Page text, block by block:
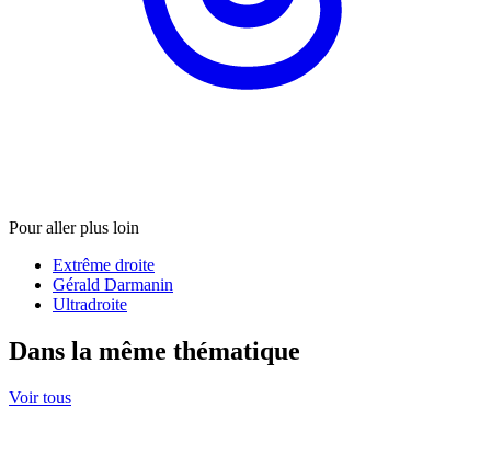
Pour aller plus loin
Extrême droite
Gérald Darmanin
Ultradroite
Dans la même thématique
Voir tous